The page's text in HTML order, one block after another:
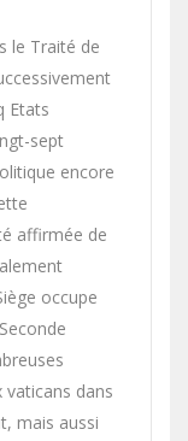
le Traité de
Etats
sept
encore
affirmée de
occupe
vaticans dans
mais aussi